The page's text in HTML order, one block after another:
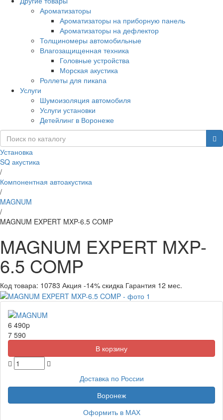
Ароматизаторы
Ароматизаторы на приборную панель
Ароматизаторы на дефлектор
Толщиномеры автомобильные
Влагозащищенная техника
Головные устройства
Морская акустика
Роллеты для пикапа
Услуги
Шумоизоляция автомобиля
Услуги установки
Детейлинг в Воронеже
Установка
SQ акустика
/
Компонентная автоакустика
/
MAGNUM
/
MAGNUM EXPERT MXP-6.5 COMP
MAGNUM EXPERT MXP-
6.5 COMP
Код товара: 10783 Акция -14% скидка Гарантия 12 мес.
6 490p
7 590
Доставка по России
Воронеж
Оформить в МАХ